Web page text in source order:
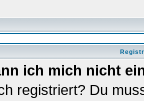
ich mich nicht
registriert? Du